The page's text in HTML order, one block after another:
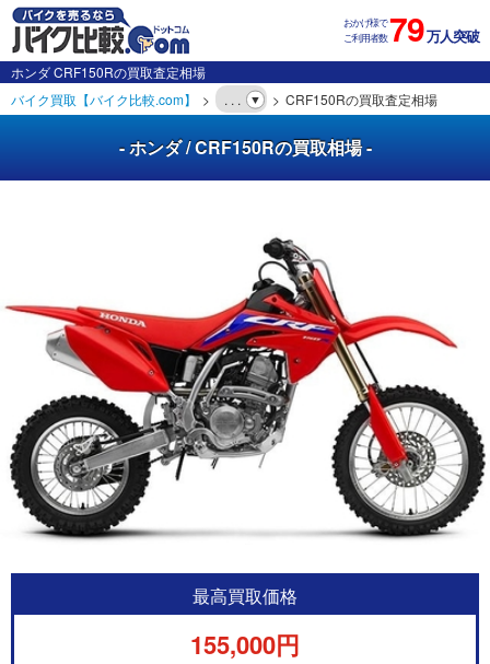
おかげ様で
ご利用者数79万人突破
ホンダ CRF150Rの買取査定相場
バイク買取【バイク比較.com】
. . . CRF150Rの買取査定相場
- ホンダ / CRF150Rの買取相場 -
最高買取価格
155,000円